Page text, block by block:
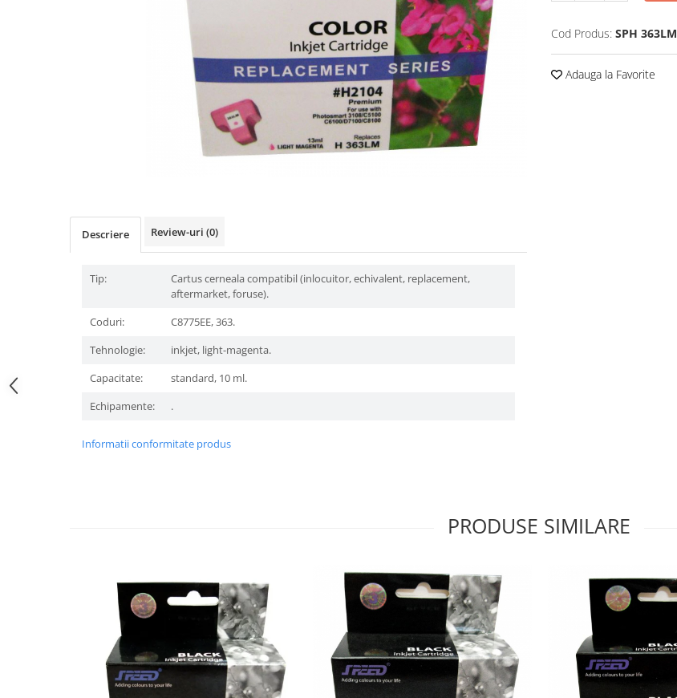
Cod Produs: SPH 363LM
Adauga la Favorite
Descriere Review-uri (0)
Tip:
Cartus cerneala compatibil (inlocuitor, echivalent, replacement,
aftermarket, foruse).
Coduri:
C8775EE, 363.
Tehnologie:
inkjet, light-magenta.
Capacitate:
standard, 10 ml.
Echipamente:
.
Informatii conformitate produs
PRODUSE SIMILARE